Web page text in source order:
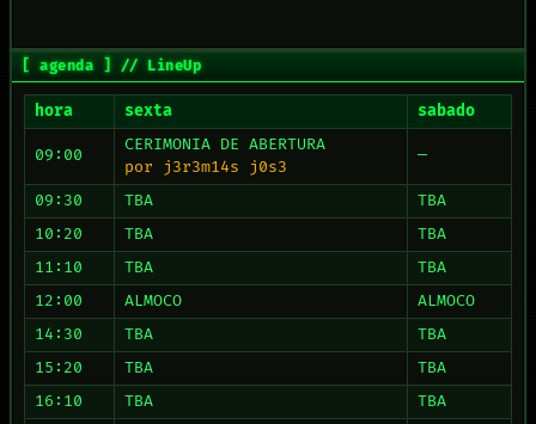
[ agenda ] // LineUp
hora sexta sabado
09:00
CERIMONIA DE ABERTURA
por j3r3m14s j0s3
—
09:30 TBA
TBA
10:20
TBA
TBA
11:10
TBA
TBA
12:00
ALMOCO
ALMOCO
14:30
TBA
TBA
15:20
TBA
TBA
16:10
TBA
TBA